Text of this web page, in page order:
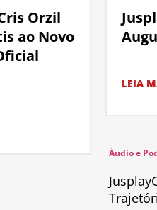
Orzil
ao Novo
LEIA
Áudio e